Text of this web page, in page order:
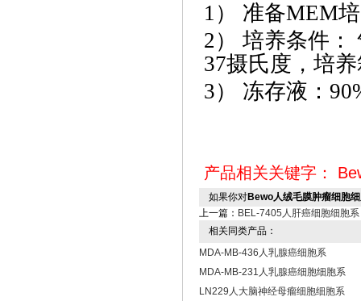
1） 准备MEM
2） 培养条件：
37摄氏度，培
3） 冻存液：
产品相关关键字：
如果你对Bewo人绒毛膜肿瘤细胞
上一篇： BEL-7405人肝癌细胞细胞系
相关同类产品：
MDA-MB-436人乳腺癌细胞系
MDA-MB-231人乳腺癌细胞细胞系
LN229人大脑神经母瘤细胞细胞系